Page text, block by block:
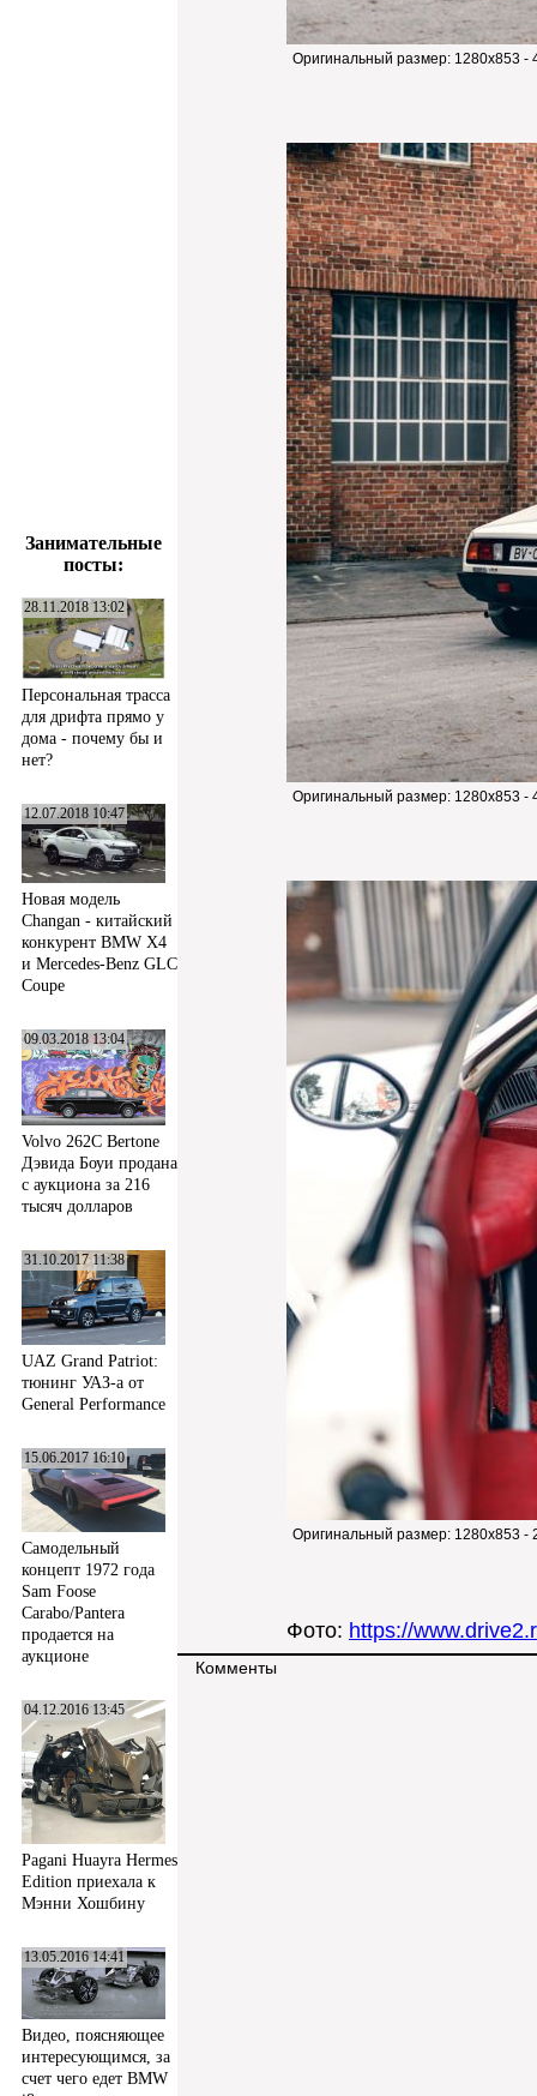
Занимательные
посты:
28.11.2018 13:02
Персональная трасса
для дрифта прямо у
дома - почему бы и
нет?
12.07.2018 10:47
Новая модель
Changan - китайский
конкурент BMW X4
и Mercedes-Benz GLC
Coupe
09.03.2018 13:04
Volvo 262C Bertone
Дэвида Боуи продана
с аукциона за 216
тысяч долларов
31.10.2017 11:38
UAZ Grand Patriot:
тюнинг УАЗ-а от
General Performance
15.06.2017 16:10
Самодельный
концепт 1972 года
Sam Foose
Carabo/Pantera
продается на
аукционе
04.12.2016 13:45
Pagani Huayra Hermes
Edition приехала к
Мэнни Хошбину
13.05.2016 14:41
Видео, поясняющее
интересующимся, за
счет чего едет BMW
Оригинальный размер: 1280x853 -
Оригинальный размер: 1280x853 -
Оригинальный размер: 1280x853 -
Фото: https://
Комменты